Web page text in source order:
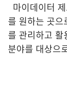
마이데이터
를 원하는 곳
를 관리하고
분야를 대상으